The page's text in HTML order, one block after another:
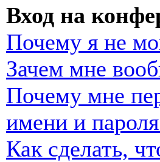
Вход на
Почему я не
Зачем мне
Почему мне
имени и
Как сделать,